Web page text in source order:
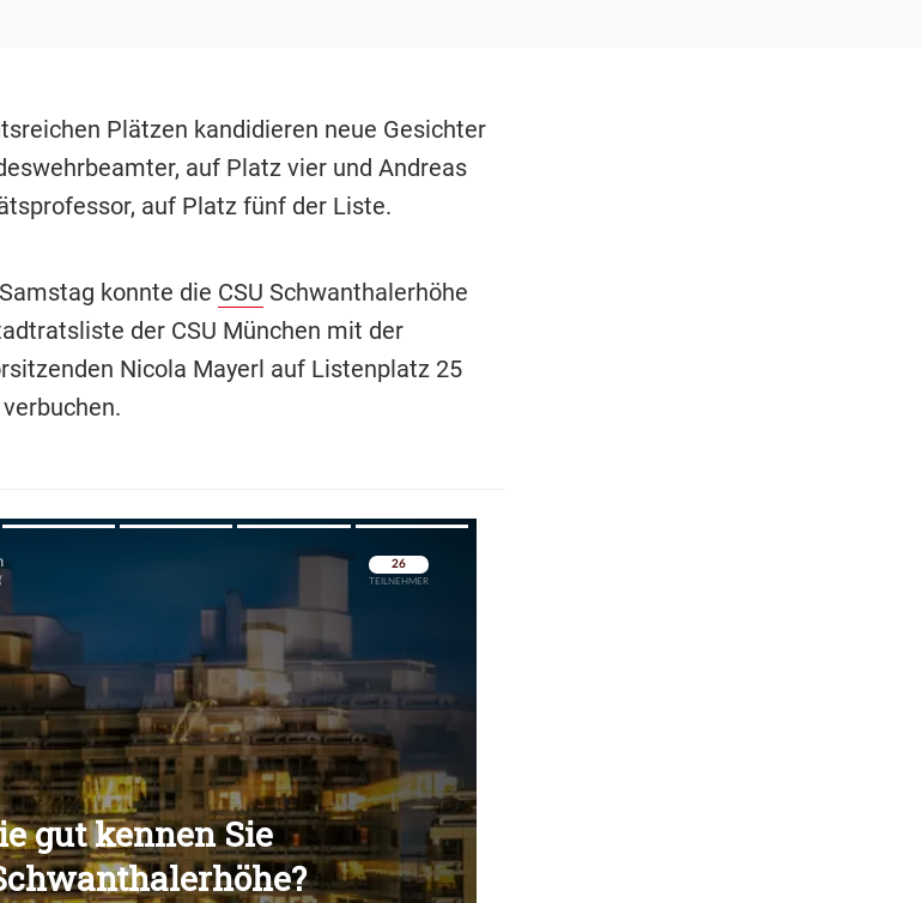
Plätzen kandidieren neue Gesichter
auf Platz vier und Andreas
auf Platz fünf der Liste.
konnte die CSU Schwanthalerhöhe
der CSU München mit der
Nicola Mayerl auf Listenplatz 25
Überspringen
Überspringen